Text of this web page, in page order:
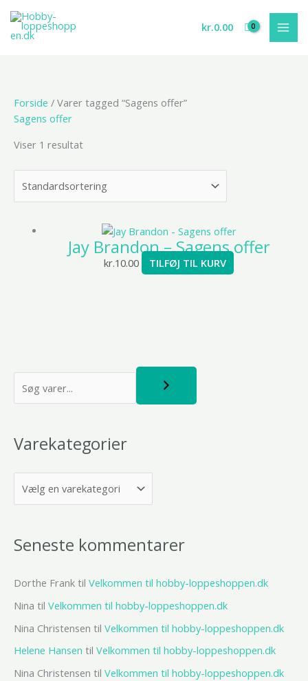
indholdet
kr.0.00
S
Varekategorier
Seneste kommentarer
Dorthe Frank til Velkommen til hobby-loppeshoppen.dk
Nina til Velkommen til hobby-loppeshoppen.dk
Nina Christensen til Velkommen til hobby-loppeshoppen.dk
Helene Hansen til Velkommen til hobby-loppeshoppen.dk
Nina Christensen til Velkommen til hobby-loppeshoppen.dk
Forside / Varer tagged “Sagens offer”
Sagens offer
Viser 1 resultat
Jay Brandon – Sagens offer
kr.10.00 TILFØJ TIL KURV